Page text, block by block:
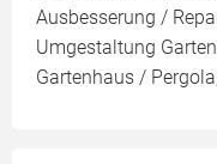
Ausbesserung /
Umgestaltung
Gartenhaus /